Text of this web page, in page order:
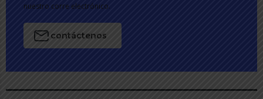
nuestro corre electrónico.
contáctenos